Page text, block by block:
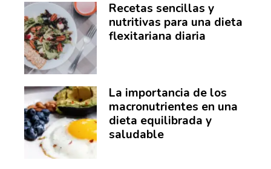
Recetas sencillas y
nutritivas para una dieta
flexitariana diaria
La importancia de los
macronutrientes en una
dieta equilibrada y
saludable